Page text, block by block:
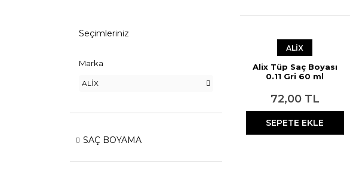
Seçimleriniz
Marka
ALİX
SAÇ BOYAMA
ALİX
Alix Tüp Saç Boyası
0.11 Gri 60 ml
72,00 TL
SEPETE EKLE